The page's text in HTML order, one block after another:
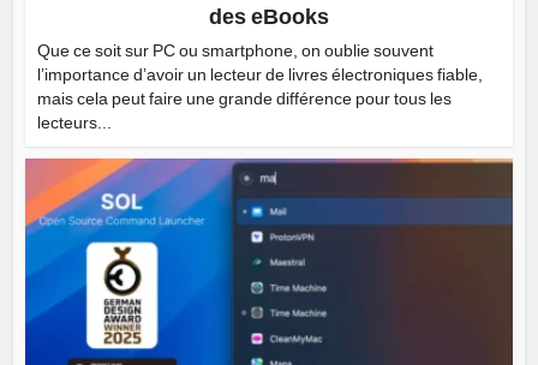
des eBooks
Que ce soit sur PC ou smartphone, on oublie souvent
l’importance d’avoir un lecteur de livres électroniques fiable,
mais cela peut faire une grande différence pour tous les
lecteurs...